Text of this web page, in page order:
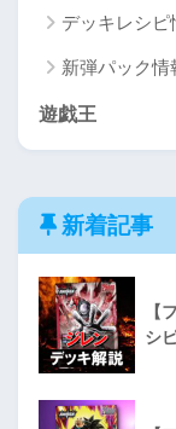
デッキレシピ
新弾パック情
遊戯王
新着記事
【
シ